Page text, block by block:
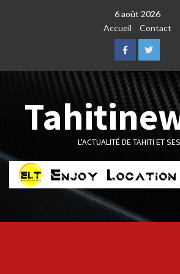
6 août 2026
Accueil
Contact
FacebookTwitter
L'ACTUALITÉ DE TAHITI ET